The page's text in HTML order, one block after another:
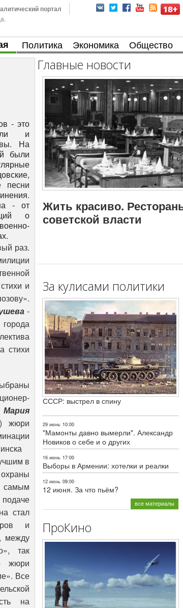
портал
Политика Экономика Общество
- это
и
На
были
песни
- от
о
раз.
и
-
стихи
Мария
жюри
в
стал
и
между
так
жюри
Все
на
Главные новости
Жить красиво.
советской власти
За кулисами политики
СССР: выстрел в спину
29 июнь 10:00
"Мамонты давно вымерли". Александр
Новиков о себе и о других
16 июнь 17:00
Выборы в Армении: хотелки и реалки
12 июнь 09:00
12 июня. За что пьём?
все материалы
ПроКино